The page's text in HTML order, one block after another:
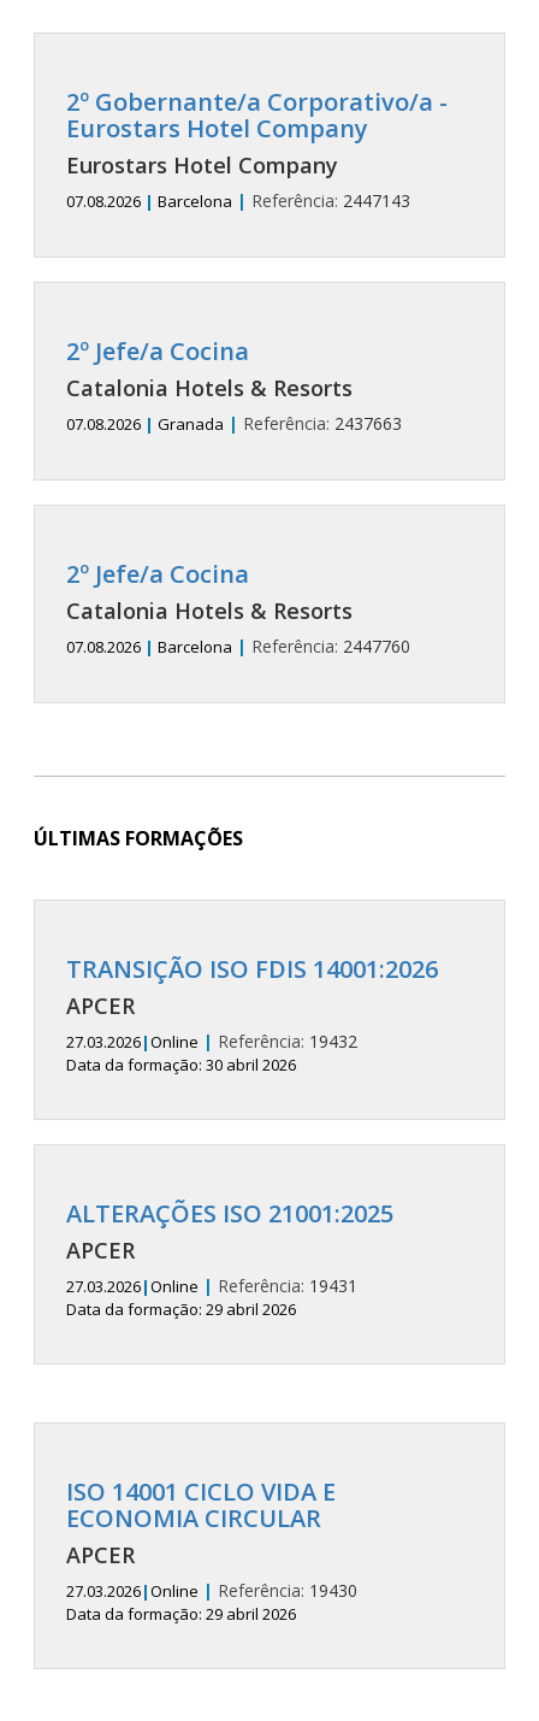
2º Gobernante/a Corporativo/a -
Eurostars Hotel Company
Eurostars Hotel Company
07.08.2026 | Barcelona | Referência: 2447143
2º Jefe/a Cocina
Catalonia Hotels & Resorts
07.08.2026 | Granada | Referência: 2437663
2º Jefe/a Cocina
Catalonia Hotels & Resorts
07.08.2026 | Barcelona | Referência: 2447760
ÚLTIMAS FORMAÇÕES
TRANSIÇÃO ISO FDIS 14001:2026
APCER
27.03.2026|Online | Referência: 19432
Data da formação: 30 abril 2026
ALTERAÇÕES ISO 21001:2025
APCER
27.03.2026|Online | Referência: 19431
Data da formação: 29 abril 2026
ISO 14001 CICLO VIDA E
ECONOMIA CIRCULAR
APCER
27.03.2026|Online | Referência: 19430
Data da formação: 29 abril 2026